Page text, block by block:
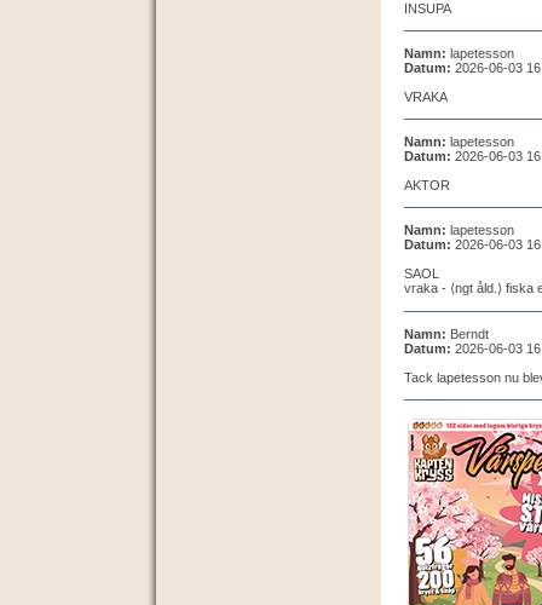
INSUPA
Namn: lapetesson
Datum: 2026-06-03
VRAKA
Namn: lapetesson
Datum: 2026-06-03
AKTOR
Namn: lapetesson
Datum: 2026-06-03
SAOL
vraka - ⟨ngt åld.⟩ fiska
Namn: Berndt
Datum: 2026-06-03
Tack lapetesson nu